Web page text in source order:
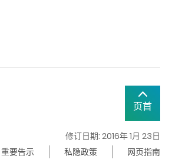
页首
修订日期: 2016年 1月 23日
重要告示 私隐政策 网页指南